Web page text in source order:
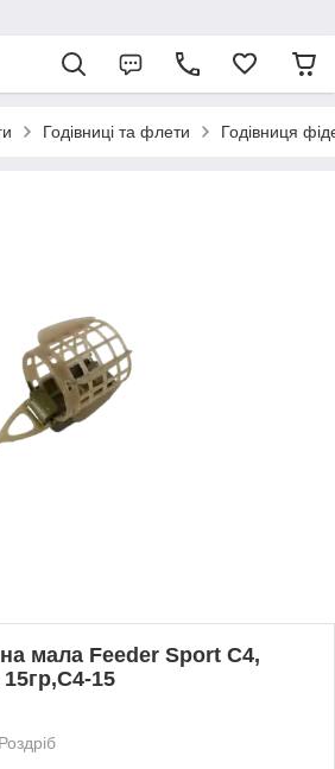
Годівниці та флети Годівниця
мала Feeder Sport С4,
15гр,С4-15
Роздріб